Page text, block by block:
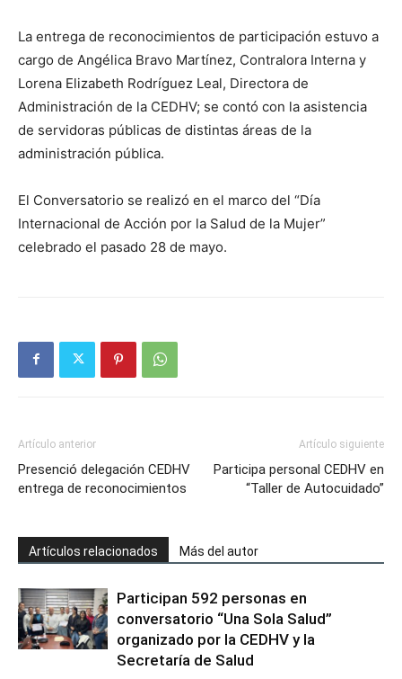
La entrega de reconocimientos de participación estuvo a
cargo de Angélica Bravo Martínez, Contralora Interna y
Lorena Elizabeth Rodríguez Leal, Directora de
Administración de la CEDHV; se contó con la asistencia
de servidoras públicas de distintas áreas de la
administración pública.
El Conversatorio se realizó en el marco del “Día
Internacional de Acción por la Salud de la Mujer”
celebrado el pasado 28 de mayo.
Artículo anterior
Presenció delegación CEDHV
entrega de reconocimientos
Artículo siguiente
Participa personal CEDHV en
“Taller de Autocuidado”
Artículos relacionados Más del autor
Participan 592 personas en
conversatorio “Una Sola Salud”
organizado por la CEDHV y la
Secretaría de Salud